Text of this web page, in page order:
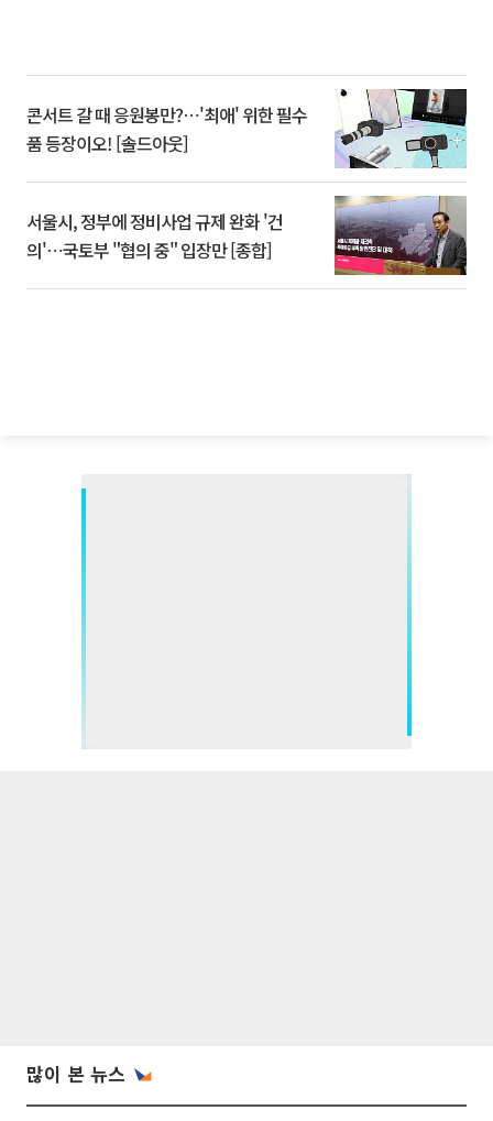
콘서트 갈 때 응원봉만?⋯'최애' 위한 필수
품 등장이오! [솔드아웃]
서울시, 정부에 정비사업 규제 완화 '건
의'⋯국토부 "협의 중" 입장만 [종합]
많이 본 뉴스